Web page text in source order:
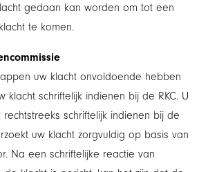
gedaan kan worden om tot een
te komen.
uw klacht onvoldoende hebben
klacht schriftelijk indienen bij de RKC. U
rechtstreeks schriftelijk indienen bij de
uw klacht zorgvuldig op basis van
Na een schriftelijke reactie van